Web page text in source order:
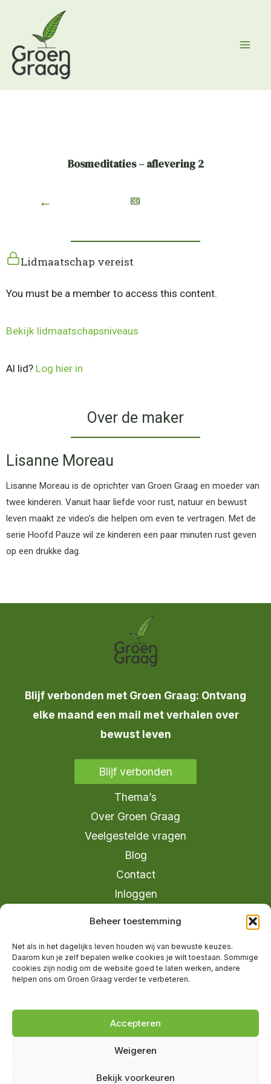
Beheer toestemming
Net als in het dagelijks leven houden wij van bewuste keuzes.
Daarom kun je zelf bepalen welke cookies je wilt toestaan. Sommige
cookies zijn nodig om de website goed te laten werken, andere
helpen ons om Groen Graag verder te verbeteren.
Accepteren
Weigeren
Bekijk voorkeuren
inhoud
Bosmeditaties – aflevering 2
←
Lidmaatschap vereist
You must be a member to access this content.
Bekijk lidmaatschapsniveaus
Al lid? Log hier in
Over de maker
Lisanne Moreau
Lisanne Moreau is de oprichter van Groen Graag en moeder van
twee kinderen. Vanuit haar liefde voor rust, natuur en bewust
leven maakt ze video’s die helpen om even te vertragen. Met de
serie Hoofd Pauze wil ze kinderen een paar minuten rust geven
op een drukke dag.
Blijf verbonden met Groen Graag: Ontvang
elke maand een mail met verhalen over
bewust leven
Blijf verbonden
Thema’s
Over Groen Graag
Veelgestelde vragen
Blog
Contact
Inloggen
info@groengraag.nl
Ervaringen van leden op Trustpilot
Marketing
Groen Graag is onderdeel van Moreau
Management B.V.